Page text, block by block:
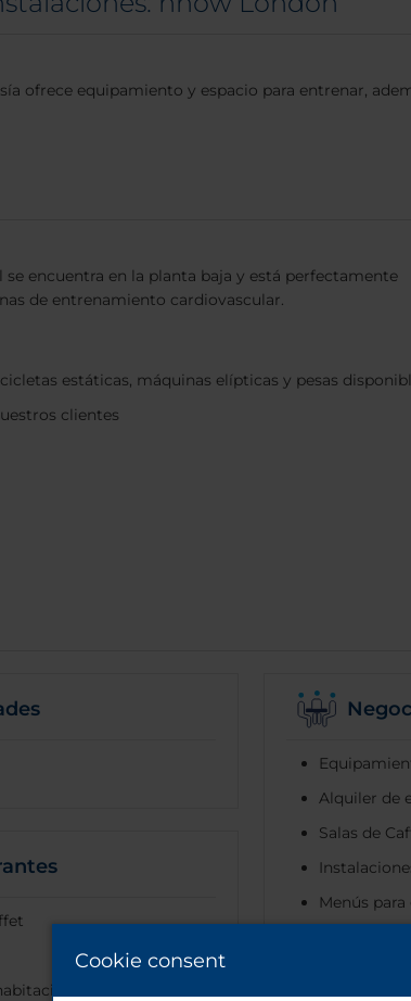
ofrece equipamiento y espacio para entrenar,
encuentra en la planta baja y está perfectamente
de entrenamiento cardiovascular.
estáticas, máquinas elípticas y pesas
clientes
Alquiler de
Salas de
Menús
Cookie consent